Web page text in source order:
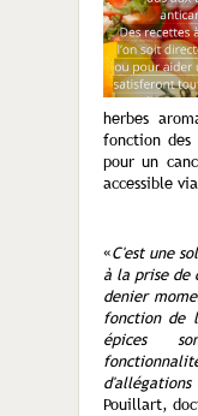
herbes
fonction des
pour un
accessible
«C'est une
à la prise de
denier
fonction de
épices
Pouillart,